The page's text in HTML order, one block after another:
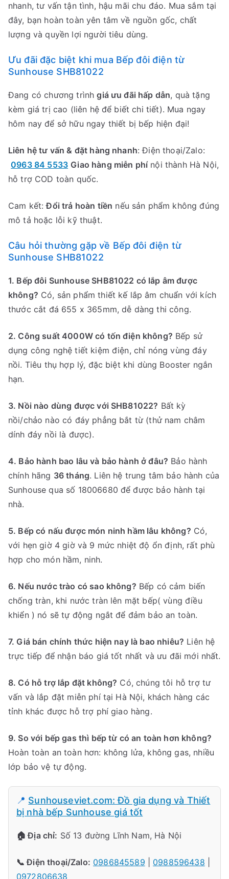
nhanh, tư vấn tận tình, hậu mãi chu đáo. Mua sắm tại
đây, bạn hoàn toàn yên tâm về nguồn gốc, chất
lượng và quyền lợi người tiêu dùng.
Ưu đãi đặc biệt khi mua Bếp đôi điện từ
Sunhouse SHB81022
Đang có chương trìnhgiá ưu đãi hấp dẫn, quà tặng
kèm giá trị cao (liên hệ để biết chi tiết). Mua ngay
hôm nay để sở hữu ngay thiết bị bếp hiện đại!
Liên hệ tư vấn & đặt hàng nhanh: Điện thoại/Zalo:
0963 84 5533 Giao hàng miễn phínội thành Hà Nội,
hỗ trợ COD toàn quốc.
Cam kết:Đổi trả hoàn tiền nếu sản phẩm không đúng
mô tả hoặc lỗi kỹ thuật.
Câu hỏi thường gặp về Bếp đôi điện từ
Sunhouse SHB81022
1. Bếp đôi Sunhouse SHB81022 có lắp âm được
không? Có, sản phẩm thiết kế lắp âm chuẩn với kích
thước cắt đá 655 x 365mm, dễ dàng thi công.
2. Công suất 4000W có tốn điện không? Bếp sử
dụng công nghệ tiết kiệm điện, chỉ nóng vùng đáy
nồi. Tiêu thụ hợp lý, đặc biệt khi dùng Booster ngắn
hạn.
3. Nồi nào dùng được với SHB81022? Bất kỳ
nồi/chảo nào có đáy phẳng bắt từ (thử nam châm
dính đáy nồi là được).
4. Bảo hành bao lâu và bảo hành ở đâu? Bảo hành
chính hãng 36 tháng. Liên hệ trung tâm bảo hành của
Sunhouse qua số 18006680 để được bảo hành tại
nhà.
5. Bếp có nấu được món ninh hầm lâu không? Có,
với hẹn giờ 4 giờ và 9 mức nhiệt độ ổn định, rất phù
hợp cho món hầm, ninh.
6. Nếu nước trào có sao không? Bếp có cảm biến
chống tràn, khi nước tràn lên mặt bếp( vùng điều
khiển ) nó sẽ tự động ngắt để đảm bảo an toàn.
7. Giá bán chính thức hiện nay là bao nhiêu? Liên hệ
trực tiếp để nhận báo giá tốt nhất và ưu đãi mới nhất.
8. Có hỗ trợ lắp đặt không? Có, chúng tôi hỗ trợ tư
vấn và lắp đặt miễn phí tại Hà Nội, khách hàng các
tỉnh khác được hỗ trợ phí giao hàng.
9. So với bếp gas thì bếp từ có an toàn hơn không?
Hoàn toàn an toàn hơn: không lửa, không gas, nhiều
lớp bảo vệ tự động.
📍 Sunhouseviet.com: Đồ gia dụng và Thiết
bị nhà bếp Sunhouse giá tốt
🏠 Địa chỉ: Số 13 đường Lĩnh Nam, Hà Nội
📞 Điện thoại/Zalo: 0986845589 0988596438
0972806638